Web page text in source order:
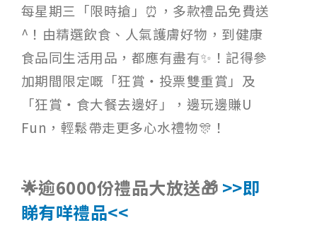
每星期三「限時搶」⏰，多款禮品免費送
^！由精選飲食、人氣護膚好物，到健康
食品同生活用品，都應有盡有✨！記得參
加期間限定嘅「狂賞‧投票雙重賞」及
「狂賞‧食大餐去邊好」，邊玩邊賺U
Fun，輕鬆帶走更多心水禮物🎊！
🌟逾6000份禮品大放送🎁 >>即
睇有咩禮品<<